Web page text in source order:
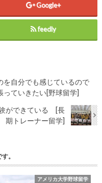
Google+
feedly
を自分でも感じているので
っていきたい[野球留学]
ができている [長
期トレーナー留学]
。
アメリカ大学野球留学